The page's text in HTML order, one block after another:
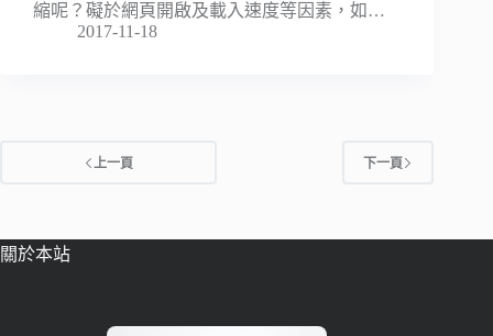
縮呢？礙於網頁開啟及載入速度等因素，如…
2017-11-18
上一頁 下一頁
關於本站